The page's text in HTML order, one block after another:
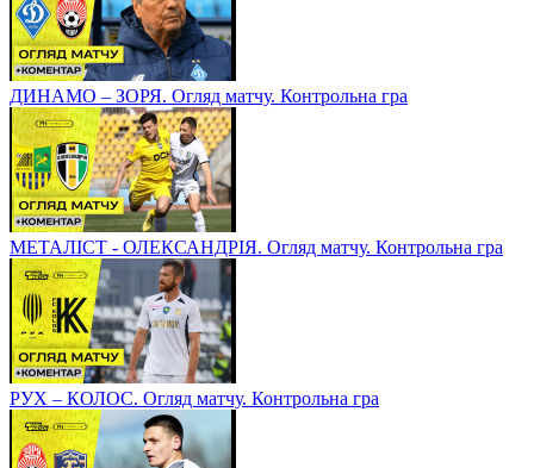
ДИНАМО – ЗОРЯ. Огляд матчу. Контрольна гра
МЕТАЛІСТ - ОЛЕКСАНДРІЯ. Огляд матчу. Контрольна гра
РУХ – КОЛОС. Огляд матчу. Контрольна гра